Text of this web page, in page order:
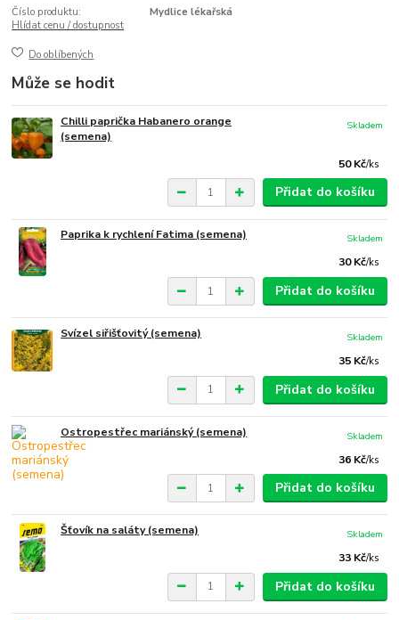
Číslo produktu:
Mydlice lékařská
Hlídat cenu / dostupnost
Do oblíbených
Může se hodit
Chilli paprička Habanero orange
(semena)
50 Kč/ks
Skladem
Přidat do košíku
Paprika k rychlení Fatima (semena)
30 Kč/ks
Skladem
Přidat do košíku
Svízel siřišťovitý (semena)
35 Kč/ks
Skladem
Přidat do košíku
Ostropestřec mariánský (semena)
36 Kč/ks
Skladem
Přidat do košíku
Šťovík na saláty (semena)
33 Kč/ks
Skladem
Přidat do košíku